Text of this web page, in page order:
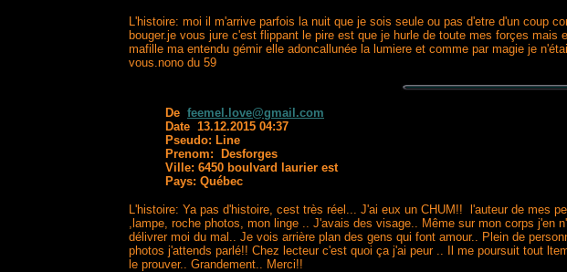
L'histoire: moi il m'arrive parfois la nuit que je sois seule ou pas d'etre d'un coup
bouger.je vous jure c'est flippant le pire est que je hurle de toute mes forçes
mafille ma entendu gémir elle adoncallunée la lumiere et comme par magie je
vous.nono du 59
De feemel.love@gmail.com
Date 13.12.2015 04:37
Pseudo: Line
Prenom: Desforges
Ville: 6450 boulvard laurier est
Pays: Québec
L'histoire: Ya pas d'histoire, cest très réel... J'ai eux un CHUM!! l'auteur de mes
,lampe, roche photos, mon linge .. J'avais des visage.. Même sur mon corps
délivrer moi du mal.. Je vois arrière plan des gens qui font amour.. Plein de
photos j'attends parlé!! Chez lecteur c'est quoi ça j'ai peur .. Il me poursuit tout
le prouver.. Grandement.. Merci!!